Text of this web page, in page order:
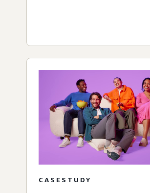
CASESTUDY